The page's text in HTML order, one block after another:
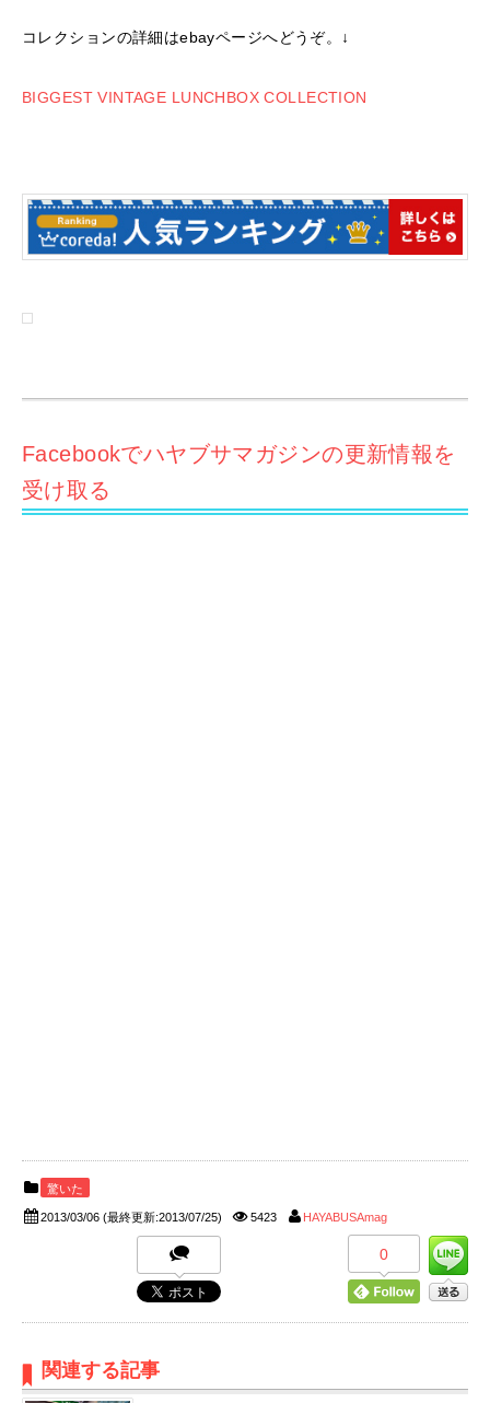
コレクションの詳細はebayページへどうぞ。↓
BIGGEST VINTAGE LUNCHBOX COLLECTION
Facebookでハヤブサマガジンの更新情報を
受け取る
驚いた
2013/03/06 (最終更新:2013/07/25) 5423 HAYABUSAmag
0
関連する記事